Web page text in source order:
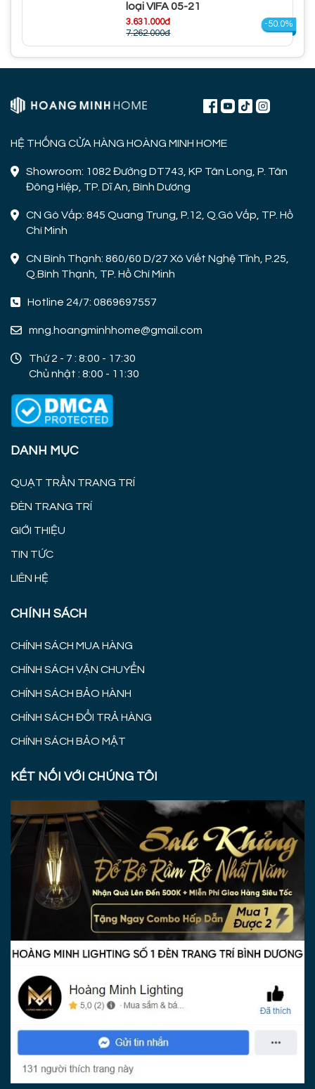
loại VIFA 05-21
3.631.000đ
7.262.000đ
-50.0%
HỆ THỐNG CỬA HÀNG HOÀNG MINH HOME
Showroom: 1082 Đường DT743, KP Tân Long, P. Tân
Đông Hiệp, TP. Dĩ An, Bình Dương
CN Gò Vấp: 845 Quang Trung, P.12, Q.Gò Vấp, TP. Hồ
Chí Minh
CN Bình Thạnh: 860/60 D/27 Xô Viết Nghệ Tĩnh, P.25,
Q.Bình Thạnh, TP. Hồ Chí Minh
Hotline 24/7: 0869697557
mng.hoangminhhome@gmail.com
Thứ 2 - 7 : 8:00 - 17:30
Chủ nhật : 8:00 - 11:30
DANH MỤC
QUẠT TRẦN TRANG TRÍ
ĐÈN TRANG TRÍ
GIỚI THIỆU
TIN TỨC
LIÊN HỆ
CHÍNH SÁCH
CHÍNH SÁCH MUA HÀNG
CHÍNH SÁCH VẬN CHUYỂN
CHÍNH SÁCH BẢO HÀNH
CHÍNH SÁCH ĐỔI TRẢ HÀNG
CHÍNH SÁCH BẢO MẬT
KẾT NỐI VỚI CHÚNG TÔI